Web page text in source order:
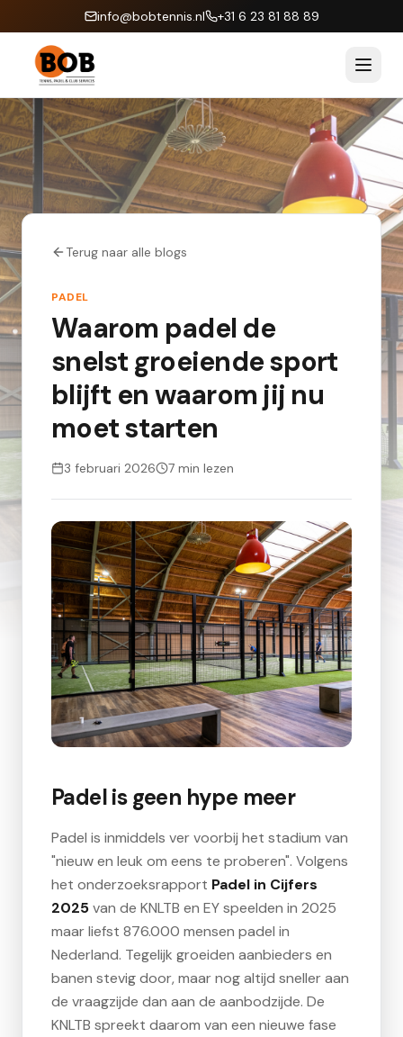
info@bobtennis.nl +31 6 23 81 88 89
Terug naar alle blogs
PADEL
Waarom padel de
snelst groeiende sport
blijft en waarom jij nu
moet starten
3 februari 2026 7 min lezen
Padel is geen hype meer
Padel is inmiddels ver voorbij het stadium van
"nieuw en leuk om eens te proberen". Volgens
het onderzoeksrapport Padel in Cijfers
2025van de KNLTB en EY speelden in 2025
maar liefst 876.000 mensen padel in
Nederland. Tegelijk groeiden aanbieders en
banen stevig door, maar nog altijd sneller aan
de vraagzijde dan aan de aanbodzijde. De
KNLTB spreekt daarom van een nieuwe fase